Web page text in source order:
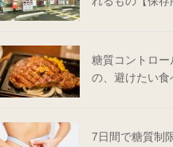
糖質コントロ
の、避けたい食
7日間で糖質制